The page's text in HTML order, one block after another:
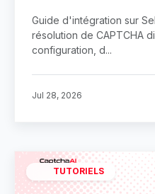
distribuée
Guide d'intégration sur
résolution de CAPTCHA
configuration, d...
Jul 28, 2026
TUTORIELS